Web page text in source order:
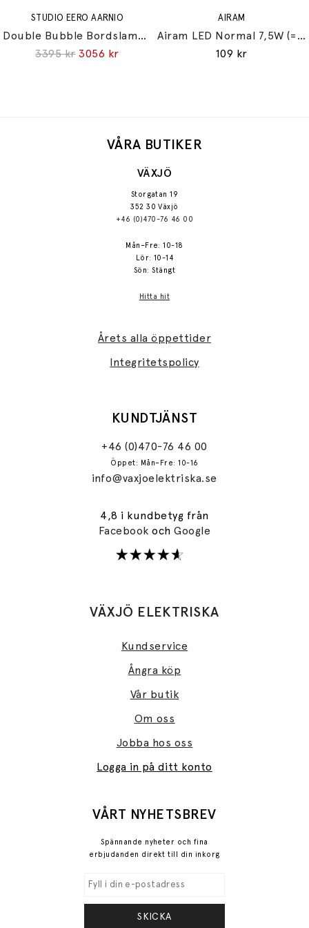
STUDIO EERO AARNIO
Double Bubble Bordslampa Small
3395 kr 3056 kr
AIRAM
Airam LED Normal 7,5W (=60W) E27
109 kr
VÅRA BUTIKER
VÄXJÖ
Storgatan 19
352 30 Växjö
+46 (0)470-76 46 00
Mån–Fre: 10-18
Lör: 10-14
Sön: Stängt
Hitta hit
Årets alla öppettider
Integritetspolicy
KUNDTJÄNST
+46 (0)470-76 46 00
Öppet: Mån–Fre: 10-16
info@vaxjoelektriska.se
4,8 i kundbetyg från
FacebookochGoogle
VÄXJÖ ELEKTRISKA
Kundservice
Ångra köp
Vår butik
Om oss
Jobba hos oss
Logga in på ditt konto
VÅRT NYHETSBREV
Spännande nyheter och fina
erbjudanden direkt till din inkorg
SKICKA